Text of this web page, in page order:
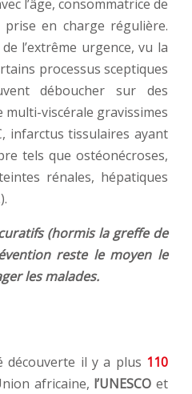
l’âge, consommatrice de
prise en charge régulière.
l’extrême urgence, vu la
processus sceptiques
déboucher sur des
viscérale gravissimes
infarctus tissulaires ayant
tels que ostéonécroses,
rénales, hépatiques
(hormis la greffe de
reste le moyen le
les malades.
découverte il y a plus 110
africaine, l’UNESCOet